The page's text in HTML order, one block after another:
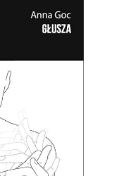
się
Teraz głusi
sami.
zł